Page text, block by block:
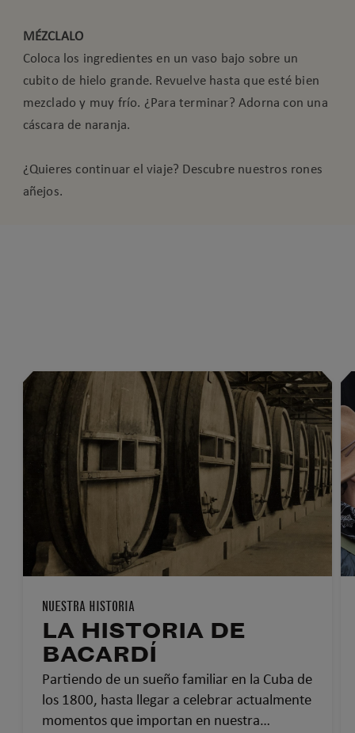
MÉZCLALO
Coloca los ingredientes en un vaso bajo sobre un
cubito de hielo grande. Revuelve hasta que esté bien
mezclado y muy frío. ¿Para terminar? Adorna con una
cáscara de naranja.
¿Quieres continuar el viaje? Descubre nuestros rones
añejos.
NUESTRA HISTORIA
LA HISTORIA DE
BACARDÍ
Partiendo de un sueño familiar en la Cuba de
los 1800, hasta llegar a celebrar actualmente
momentos que importan en nuestra